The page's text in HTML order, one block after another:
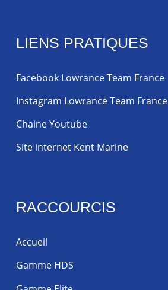
LIENS PRATIQUES
Facebook Lowrance Team France
Instagram Lowrance Team France
Chaine Youtube
Site internet Kent Marine
RACCOURCIS
Accueil
Gamme HDS